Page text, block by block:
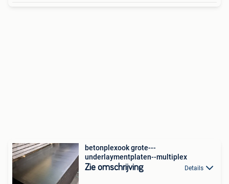
betonplexook grote---
underlaymentplaten--multiplex
Zie omschrijving Details